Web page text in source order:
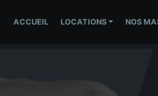
ACCUEIL LOCATIONS NOS